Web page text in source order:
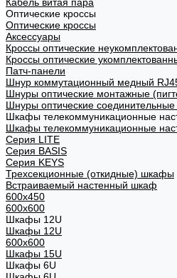
Оптические кроссы
Оптические кроссы
Аксессуары
Кроссы оптические
Кроссы оптические
Патч-панели
Шнур коммутационный медный
Шнуры оптические монтажные
Шнуры оптические соединительные
Шкафы телекоммуникационные
Шкафы телекоммуникационные
Cерия LITE
Cерия BASIS
Cерия KEYS
Трехсекционные (откидные) шкафы
Встраиваемый настенный шкаф
600x450
600x600
Шкафы 12U
Шкафы 12U
600x600
Шкафы 15U
Шкафы 6U